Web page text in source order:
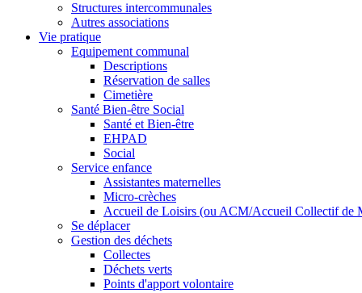
Structures intercommunales
Autres associations
Vie pratique
Equipement communal
Descriptions
Réservation de salles
Cimetière
Santé Bien-être Social
Santé et Bien-être
EHPAD
Social
Service enfance
Assistantes maternelles
Micro-crèches
Accueil de Loisirs (ou ACM/Accueil Collectif de
Se déplacer
Gestion des déchets
Collectes
Déchets verts
Points d'apport volontaire